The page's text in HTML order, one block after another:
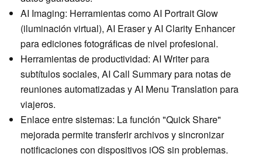
AI Imaging: Herramientas como AI Portrait Glow
(iluminación virtual), AI Eraser y AI Clarity Enhancer
para ediciones fotográficas de nivel profesional.
Herramientas de productividad: AI Writer para
subtítulos sociales, AI Call Summary para notas de
reuniones automatizadas y AI Menu Translation para
viajeros.
Enlace entre sistemas: La función "Quick Share"
mejorada permite transferir archivos y sincronizar
notificaciones con dispositivos iOS sin problemas.